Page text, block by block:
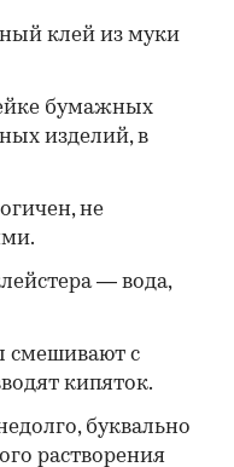
клей из муки
бумажных
изделий, в
не
— вода,
смешивают с
кипяток.
буквально
растворения